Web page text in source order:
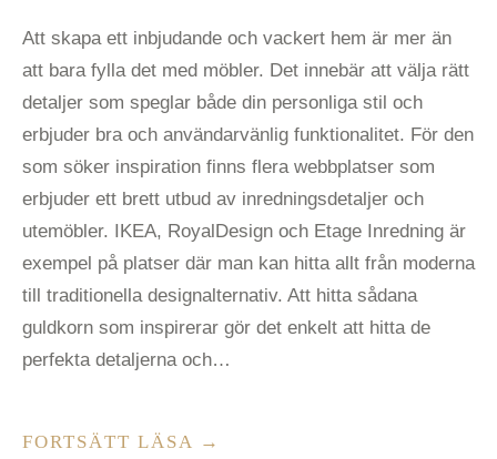
Att skapa ett inbjudande och vackert hem är mer än
att bara fylla det med möbler. Det innebär att välja rätt
detaljer som speglar både din personliga stil och
erbjuder bra och användarvänlig funktionalitet. För den
som söker inspiration finns flera webbplatser som
erbjuder ett brett utbud av inredningsdetaljer och
utemöbler. IKEA, RoyalDesign och Etage Inredning är
exempel på platser där man kan hitta allt från moderna
till traditionella designalternativ. Att hitta sådana
guldkorn som inspirerar gör det enkelt att hitta de
perfekta detaljerna och…
FORTSÄTT LÄSA ”INREDNING
→